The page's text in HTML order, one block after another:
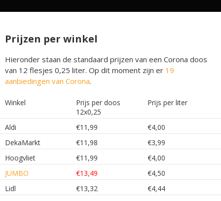
Prijzen per winkel
Hieronder staan de standaard prijzen van een Corona doos
van 12 flesjes 0,25 liter. Op dit moment zijn er 19
aanbiedingen van Corona.
Winkel
Prijs per doos
12x0,25
Prijs per liter
Aldi €11,99
€4,00
DekaMarkt
€11,98
€3,99
Hoogvliet
€11,99
€4,00
JUMBO
€13,49
€4,50
Lidl
€13,32
€4,44